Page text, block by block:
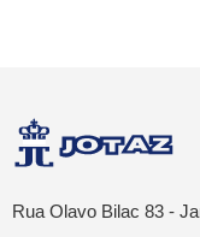
Rua Olavo Bilac 83 -